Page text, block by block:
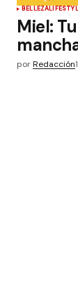
BELLEZA
Miel:
porRedacción